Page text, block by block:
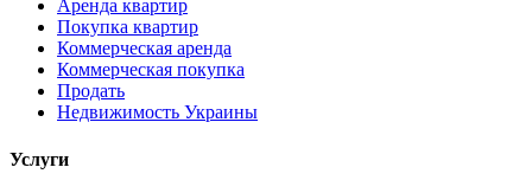
Аренда квартир
Покупка квартир
Коммерческая аренда
Коммерческая покупка
Продать
Недвижимость Украины
Услуги